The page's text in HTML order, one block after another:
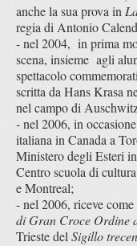
anche la sua prova in
regia di Antonio
- nel 2004, in prima
scena, insieme agli
spettacolo
scritta da Hans Krasa
nel campo di
- nel 2006, in
italiana in Canada a
Ministero degli Esteri
Centro scuola di
e Montreal;
- nel 2006, riceve
di Gran Croce Ordine
Trieste del Sigillo